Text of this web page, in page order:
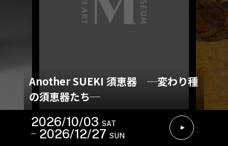
Another SUEKI 須恵器 ─変わり種
の須恵器たち─
2026/10/03 SAT
2026/12/27 SUN